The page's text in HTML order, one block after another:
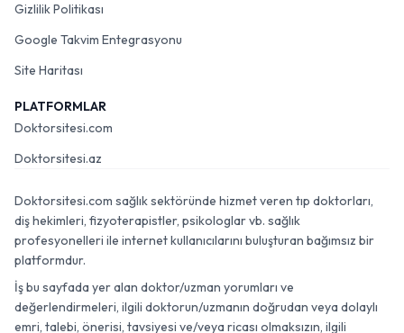
Gizlilik Politikası
Google Takvim Entegrasyonu
Site Haritası
PLATFORMLAR
Doktorsitesi.com
Doktorsitesi.az
Doktorsitesi.com sağlık sektöründe hizmet veren tıp doktorları,
diş hekimleri, fizyoterapistler, psikologlar vb. sağlık
profesyonelleri ile internet kullanıcılarını buluşturan bağımsız bir
platformdur.
İş bu sayfada yer alan doktor/uzman yorumları ve
değerlendirmeleri, ilgili doktorun/uzmanın doğrudan veya dolaylı
emri, talebi, önerisi, tavsiyesi ve/veya ricası olmaksızın, ilgili